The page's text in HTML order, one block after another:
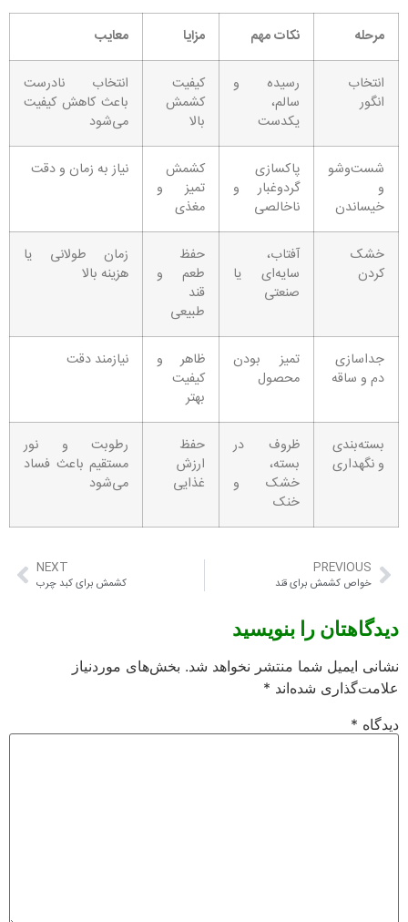
مرحله نکات مهم مزایا معایب
انتخاب
انگور
رسیده و
سالم،
یکدست
کیفیت
کشمش
بالا
انتخاب نادرست
باعث کاهش کیفیت
می‌شود
شست‌وشو
و
خیساندن
پاکسازی
گردوغبار و
ناخالصی
کشمش
تمیز و
مغذی
نیاز به زمان و دقت
خشک
کردن
آفتاب،
سایه‌ای یا
صنعتی
حفظ
طعم و
قند
طبیعی
زمان طولانی یا
هزینه بالا
جداسازی
دم و ساقه
تمیز بودن
محصول
ظاهر و
کیفیت
بهتر
نیازمند دقت
بسته‌بندی
و نگهداری
ظروف در
بسته،
خشک و
خنک
حفظ
ارزش
غذایی
رطوبت و نور
مستقیم باعث فساد
می‌شود
PREVIOUS
خواص کشمش برای قند
NEXT
کشمش برای کبد چرب
دیدگاهتان را بنویسید
نشانی ایمیل شما منتشر نخواهد شد. بخش‌های موردنیاز
علامت‌گذاری شده‌اند *
دیدگاه *